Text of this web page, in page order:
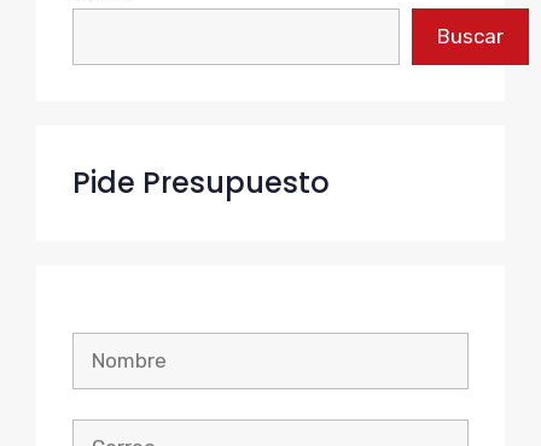
Buscar
Pide Presupuesto